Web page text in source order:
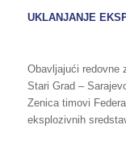
UKLANJANJE
Obavljajući redovne
Stari Grad –
Zenica timovi
eksplozivnih